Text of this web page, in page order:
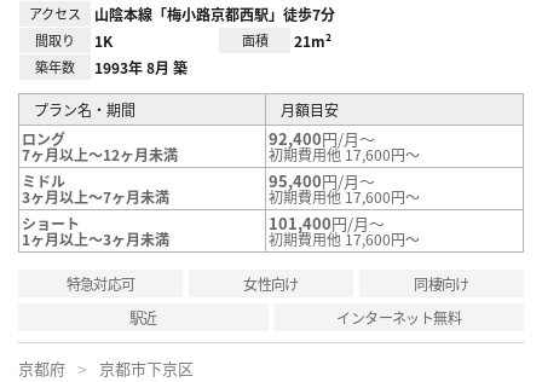
アクセス 山陰本線「梅小路京都西駅」徒歩7分
間取り 1K 面積 21m²
築年数 1993年 8月 築
プラン名・期間
月額目安
ロング
7ヶ月以上～12ヶ月未満
92,400円/月～
初期費用他 17,600円～
ミドル
3ヶ月以上～7ヶ月未満
95,400円/月～
初期費用他 17,600円～
ショート
1ヶ月以上～3ヶ月未満
101,400円/月～
初期費用他 17,600円～
特急対応可 女性向け
同棲向け
駅近
インターネット無料
京都府 京都市下京区